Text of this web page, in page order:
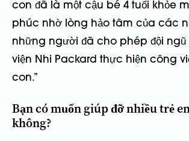
con đã là một cậu bé 4 tuổi khỏe
phúc nhờ lòng hảo tâm của các
những người đã cho phép đội ngũ
viện Nhi Packard thực hiện công
con.”
Bạn có muốn giúp đỡ nhiều trẻ
không?